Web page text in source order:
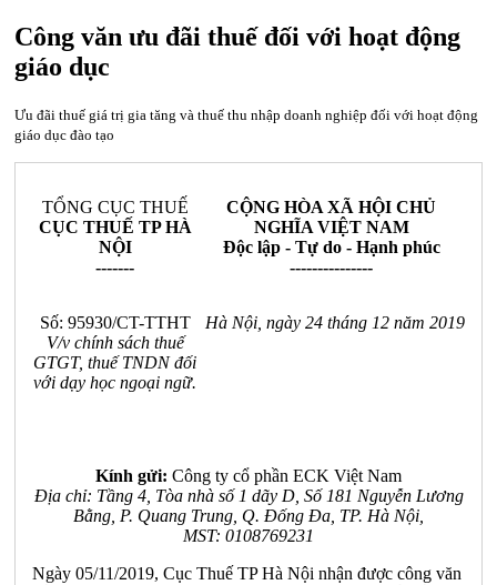
Công văn ưu đãi thuế đối với hoạt động
giáo dục
Ưu đãi thuế giá trị gia tăng và thuế thu nhập doanh nghiệp đối với hoạt động
giáo dục đào tạo
TỔNG CỤC THUẾ
CỤC THUẾ TP HÀ
NỘI
-------
CỘNG HÒA XÃ HỘI CHỦ
NGHĨA VIỆT NAM
Độc lập - Tự do - Hạnh phúc
---------------
Số: 95930/CT-TTHT
V/v chính sách thuế
GTGT, thuế TNDN đối
với dạy học ngoại ngữ.
Hà Nội, ngày 24 tháng 12 năm 2019
Kính gửi: Công ty cổ phần ECK Việt Nam
Địa chỉ: Tầng 4, Tòa nhà số 1 dãy D, Số 181 Nguyễn Lương
Bằng, P. Quang Trung Q. Đống Đa, TP. Hà Nội,
MST: 0108769231
Ngày 05/11/2019, Cục Thuế TP Hà Nội nhận được công văn